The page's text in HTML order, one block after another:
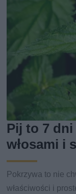
Pij to 7
włosami i
Pokrzywa to nie
właściwości i